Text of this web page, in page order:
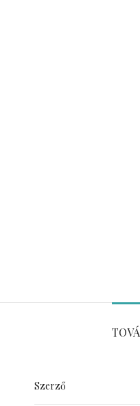
Szerző